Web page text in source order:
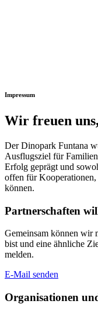
Impressum
Wir freuen
Der Dinopark Funtana
Ausflugsziel für
Erfolg geprägt und
offen für Kooperationen,
können.
Partnerschaften
Gemeinsam können wir
bist und eine ähnliche
melden.
E-Mail senden
Organisationen